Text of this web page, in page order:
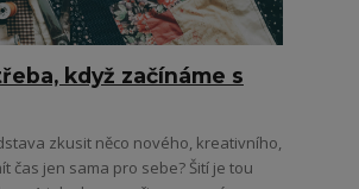
když začínáme s
zkusit něco nového, kreativního,
čas jen sama pro sebe? Šití je tou